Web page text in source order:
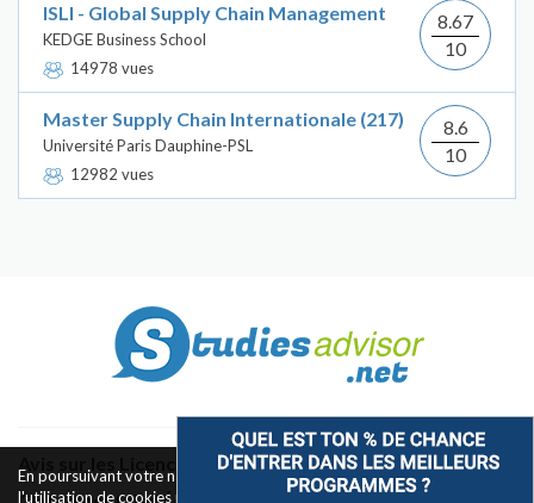
ISLI - Global Supply Chain Management
KEDGE Business School
14978 vues
8.67
10
Master Supply Chain Internationale (217)
Université Paris Dauphine-PSL
12982 vues
8.6
10
Avis sur les Licences & Bachelors
En poursuivant votre navigation sur ce site, vous acceptez
l'utilisation de cookies pour le fonctionnement des boutons de